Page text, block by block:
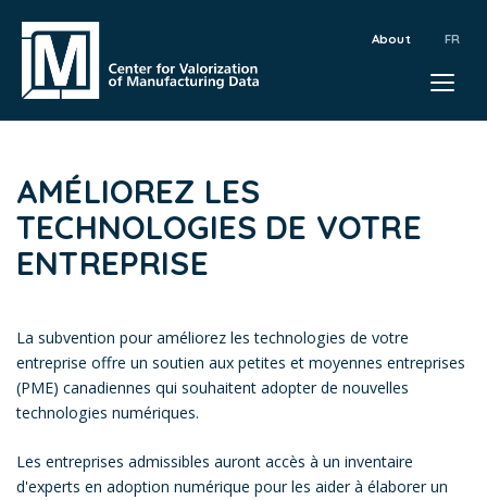
About
AMÉLIOREZ LES
TECHNOLOGIES DE VOTRE
ENTREPRISE
La subvention pour améliorez les technologies de votre
entreprise offre un soutien aux petites et moyennes entreprises
(PME) canadiennes qui souhaitent adopter de nouvelles
technologies numériques.
Les entreprises admissibles auront accès à un inventaire
d'experts en adoption numérique pour les aider à élaborer un